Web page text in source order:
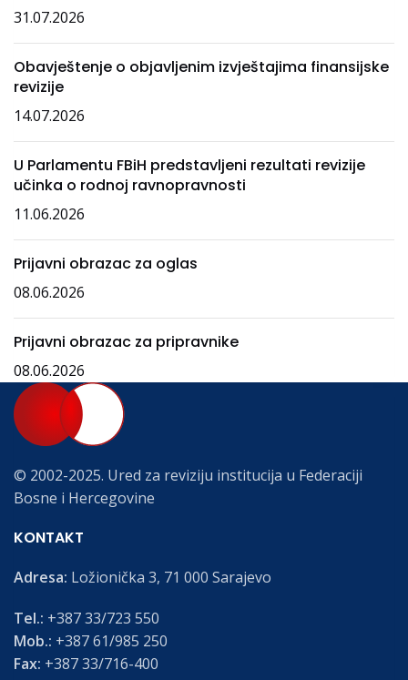
31.07.2026
Obavještenje o objavljenim izvještajima finansijske
revizije
14.07.2026
U Parlamentu FBiH predstavljeni rezultati revizije
učinka o rodnoj ravnopravnosti
11.06.2026
Prijavni obrazac za oglas
08.06.2026
Prijavni obrazac za pripravnike
08.06.2026
© 2002-2025. Ured za reviziju institucija u Federaciji
Bosne i Hercegovine
KONTAKT
Adresa: Ložionička 3, 71 000 Sarajevo
Tel.: +387 33/723 550
Mob.: +387 61/985 250
Fax: +387 33/716-400